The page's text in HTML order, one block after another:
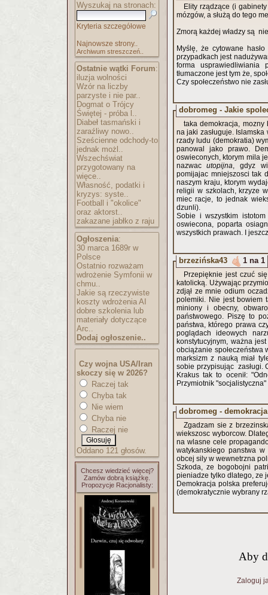
Wyszukaj na stronach:
Kryteria szczegółowe
Najnowsze strony..
Archiwum streszczeń..
Ostatnie wątki Forum:
iluzja wolności
Wzór na liczby
parzyste i nie par..
Dogmat o Trójcy
Świętej - próba l..
Diabeł tasmański i
zaraźliwy nowo..
Sześcienne odchody-to
jednak możl..
Wszechświat
przygotowany na
więce..
Własność, podatki i
kryzys: syste..
Football i "okolice"
oraz aktorst..
zakazane jabłko z raju
Ogłoszenia:
30 marca 1689r w
Polsce
Ostatnio rozważam
wdrożenie Symfonii w
chmu..
Jakie są rzeczywiste
koszty wdrożenia AI
dobre szkolenia lub
materiały dotyczące
Arc..
Dodaj ogłoszenie..
Czy wojna USA/Iran
skoczy się w 2026?
Raczej tak
Chyba tak
Nie wiem
Chyba nie
Raczej nie
Oddano 121 głosów.
Chcesz wiedzieć więcej?
Zamów dobrą książkę.
Propozycje Racjonalisty:
Elity rządzące (i
mózgów, a służą do tego
Zmorą każdej władzy są
Myślę, że cytowane
przypadkach jest
forma usprawiedliwiania
tłumaczone jest tym że,
Czy społeczeństwo nie
dobromeg - Jakie
taka demokracja, mozny
na jaki zasługuje.
rzady ludu (demokratia)
panowal jako prawo.
oswieconych, ktorym mila
nazwac utopijna, gdyz
pomijajac mniejszosci tak
naszym kraju, ktorym
religii w szkolach, krzyze
miec racje, to jednak
dzunli).
Sobie i wszystkim
oswiecona, poparta
wszystkich prawach. I
brzezińska43 1 na 1
Przepięknie jest czuć
katolicką. Używając
zdjął ze mnie odium
polemiki. Nie jest bowiem
miniony i obecny,
państwowego. Piszę to
państwa, którego prawa
poglądach ideowych
konstytucyjnym, ważna
obciążanie społeczeństwa
marksizm z nauką miał
sobie przypisując zasługi.
Krakus tak to ocenił:
Przymiotnik
dobromeg -
Zgadzam sie z
wiekszosc wyborcow.
na wlasne cele
watykanskiego panstwa
obcej sily w wewnetrzna
Szkoda, ze bogobojni
pieniadze tylko dlatego, ze
Demokracja polska
(demokratycznie wybrany
Aby
Zaloguj